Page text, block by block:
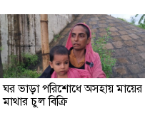
ঘর ভাড়া পরিশোধে অসহায় মায়ের
মাথার চুল বিক্রি